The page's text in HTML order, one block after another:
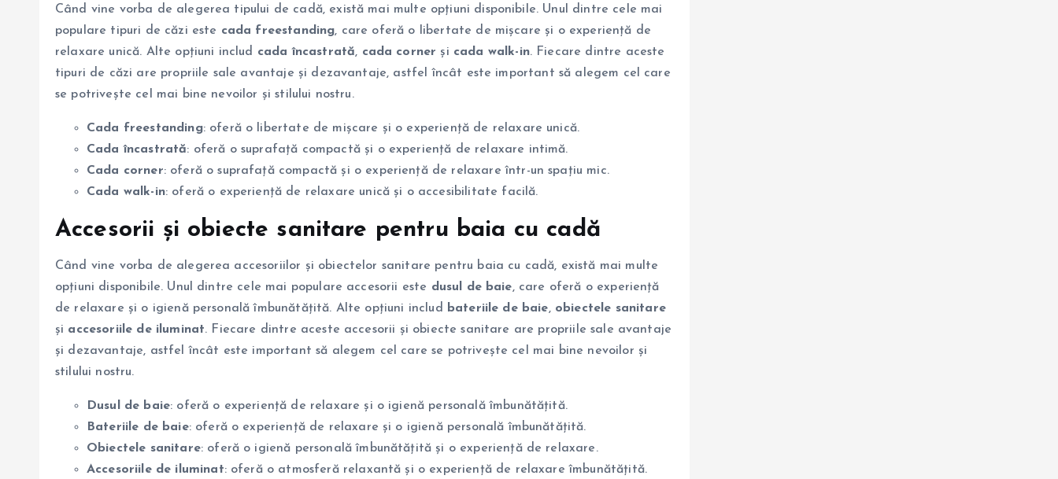
Când vine vorba de alegerea tipului de cadă, există mai multe opțiuni disponibile. Unul dintre cele mai
populare tipuri de căzi este cada freestanding, care oferă o libertate de mișcare și o experiență de
relaxare unică. Alte opțiuni includ cada încastrată, cada corner și cada walk-in. Fiecare dintre aceste
tipuri de căzi are propriile sale avantaje și dezavantaje, astfel încât este important să alegem cel care
se potrivește cel mai bine nevoilor și stilului nostru.
Cada freestanding: oferă o libertate de mișcare și o experiență de relaxare unică.
Cada încastrată: oferă o suprafață compactă și o experiență de relaxare intimă.
Cada corner: oferă o suprafață compactă și o experiență de relaxare într-un spațiu mic.
Cada walk-in: oferă o experiență de relaxare unică și o accesibilitate facilă.
Accesorii și obiecte sanitare pentru baia cu cadă
Când vine vorba de alegerea accesoriilor și obiectelor sanitare pentru baia cu cadă, există mai multe
opțiuni disponibile. Unul dintre cele mai populare accesorii este dusul de baie, care oferă o experiență
de relaxare și o igienă personală îmbunătățită. Alte opțiuni includ
bateriile de baie, obiectele sanitare
și accesoriile de iluminat. Fiecare dintre aceste accesorii și obiecte sanitare are propriile sale avantaje
și dezavantaje, astfel încât este important să alegem cel care se potrivește cel mai bine nevoilor și
stilului nostru.
Dusul de baie: oferă o experiență de relaxare și o igienă personală îmbunătățită.
Bateriile de baie: oferă o experiență de relaxare și o igienă personală îmbunătățită.
Obiectele sanitare: oferă o igienă personală îmbunătățită și o experiență de relaxare.
Accesoriile de iluminat: oferă o atmosferă relaxantă și o experiență de relaxare îmbunătățită.